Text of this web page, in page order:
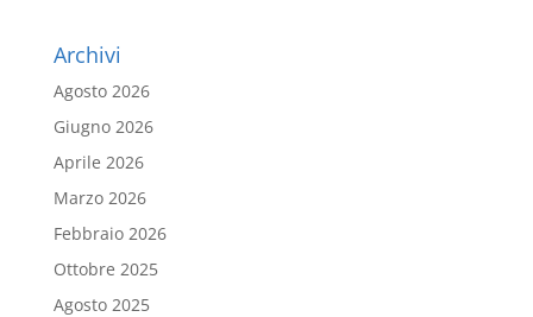
Archivi
Agosto 2026
Giugno 2026
Aprile 2026
Marzo 2026
Febbraio 2026
Ottobre 2025
Agosto 2025